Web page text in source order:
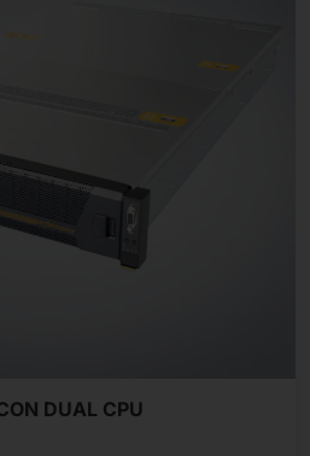
DUAL CPU